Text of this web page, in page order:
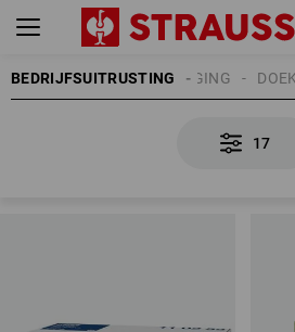
BEDRIJFSUITRUSTINGREINIGING
17